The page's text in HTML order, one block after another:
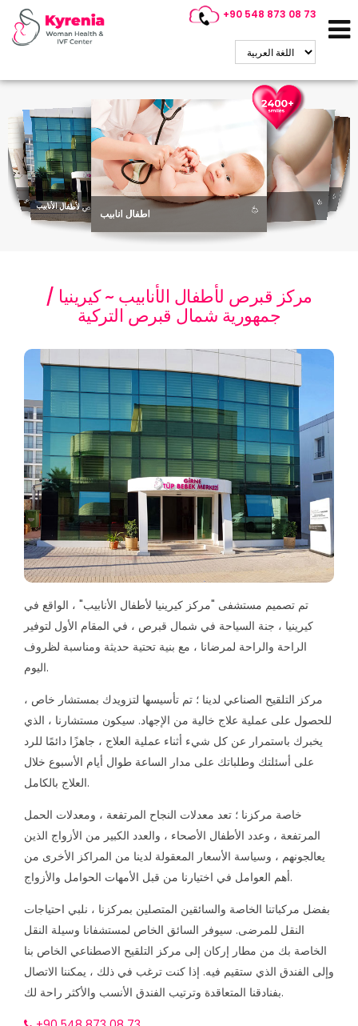
+90 548 873 08 73
استشاري أطفال الأنابيب في قبرصمركز قبرص لأطفال الأنابيب
اطفال انابيب
التبرع بالبويضات التبرع بالحيوانات المنوية
اختيار الجنس
التشخيص الجيني(PGD)
مركز قبرص لأطفال الأنابيب ~ كيرينيا /
جمهورية شمال قبرص التركية
تم تصميم مستشفى "مركز كيرينيا لأطفال الأنابيب" ، الواقع في
كيرينيا ، جنة السياحة في شمال قبرص ، في المقام الأول لتوفير
الراحة والراحة لمرضانا ، مع بنية تحتية حديثة ومناسبة لظروف
اليوم.
مركز التلقيح الصناعي لدينا ؛ تم تأسيسها لتزويدك بمستشار خاص ،
للحصول على عملية علاج خالية من الإجهاد. سيكون مستشارنا ، الذي
يخبرك باستمرار عن كل شيء أثناء عملية العلاج ، جاهزًا دائمًا للرد
على أسئلتك وطلباتك على مدار الساعة طوال أيام الأسبوع خلال
العلاج بالكامل.
خاصة مركزنا ؛ تعد معدلات النجاح المرتفعة ، ومعدلات الحمل
المرتفعة ، وعدد الأطفال الأصحاء ، والعدد الكبير من الأزواج الذين
يعالجونهم ، وسياسة الأسعار المعقولة لدينا من المراكز الأخرى من
أهم العوامل في اختيارنا من قبل الأمهات الحوامل والأزواج.
بفضل مركباتنا الخاصة والسائقين المتصلين بمركزنا ، نلبي احتياجات
النقل للمرضى. سيوفر السائق الخاص لمستشفانا وسيلة النقل
الخاصة بك من مطار إركان إلى مركز التلقيح الاصطناعي الخاص بنا
وإلى الفندق الذي ستقيم فيه. إذا كنت ترغب في ذلك ، يمكننا الاتصال
بفنادقنا المتعاقدة وترتيب الفندق الأنسب والأكثر راحة لك.